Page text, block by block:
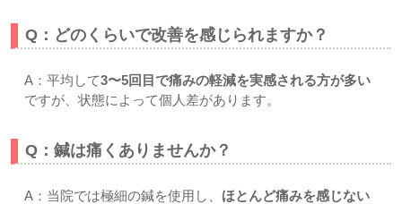
Q：どのくらいで改善を感じられますか？
A：平均して3〜5回目で痛みの軽減を実感される方が多い
ですが、状態によって個人差があります。
Q：鍼は痛くありませんか？
A：当院では極細の鍼を使用し、 ほとんど痛みを感じない